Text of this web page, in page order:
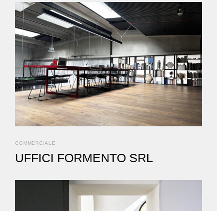
COMMERCIALE
UFFICI FORMENTO SRL